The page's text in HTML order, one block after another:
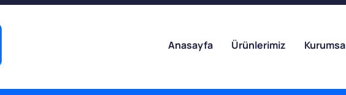
Anasayfa Ürünlerimiz